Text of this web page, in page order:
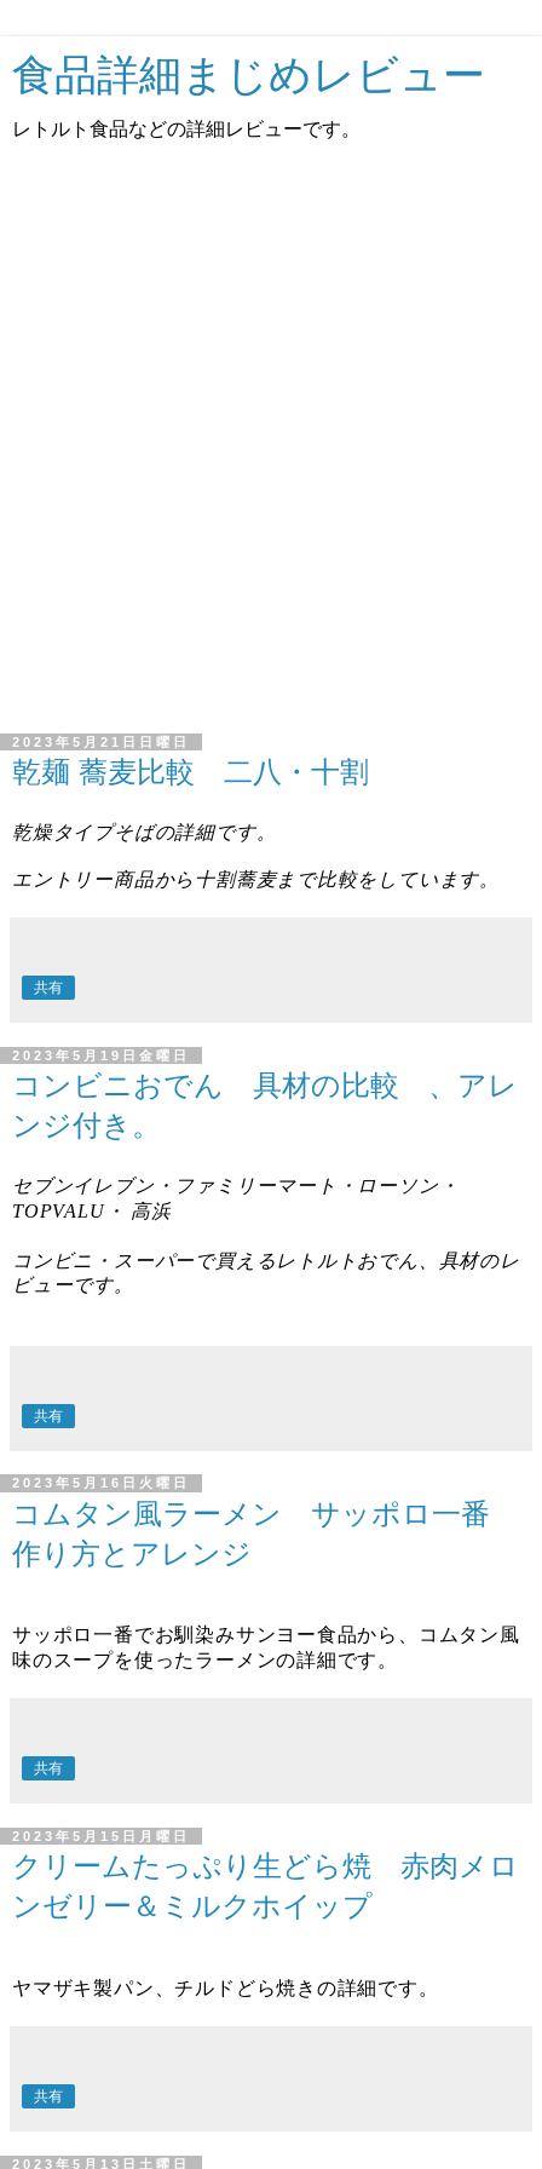
食品詳細まじめレビュー
レトルト食品などの詳細レビューです。
2023年5月21日日曜日
乾麺 蕎麦比較 二八・十割
乾燥タイプそばの詳細です。
エントリー商品から十割蕎麦まで比較をしています。
共有
2023年5月19日金曜日
コンビニおでん 具材の比較 、アレ
ンジ付き。
セブンイレブン・ファミリーマート・ローソン・
TOPVALU・ 高浜
コンビニ・スーパーで買えるレトルトおでん、具材のレ
ビューです。
共有
2023年5月16日火曜日
コムタン風ラーメン サッポロ一番
作り方とアレンジ
サッポロ一番でお馴染みサンヨー食品から、コムタン風
味のスープを使ったラーメンの詳細です。
共有
2023年5月15日月曜日
クリームたっぷり生どら焼 赤肉メロ
ンゼリー＆ミルクホイップ
ヤマザキ製パン、チルドどら焼きの詳細です。
共有
2023年5月13日土曜日